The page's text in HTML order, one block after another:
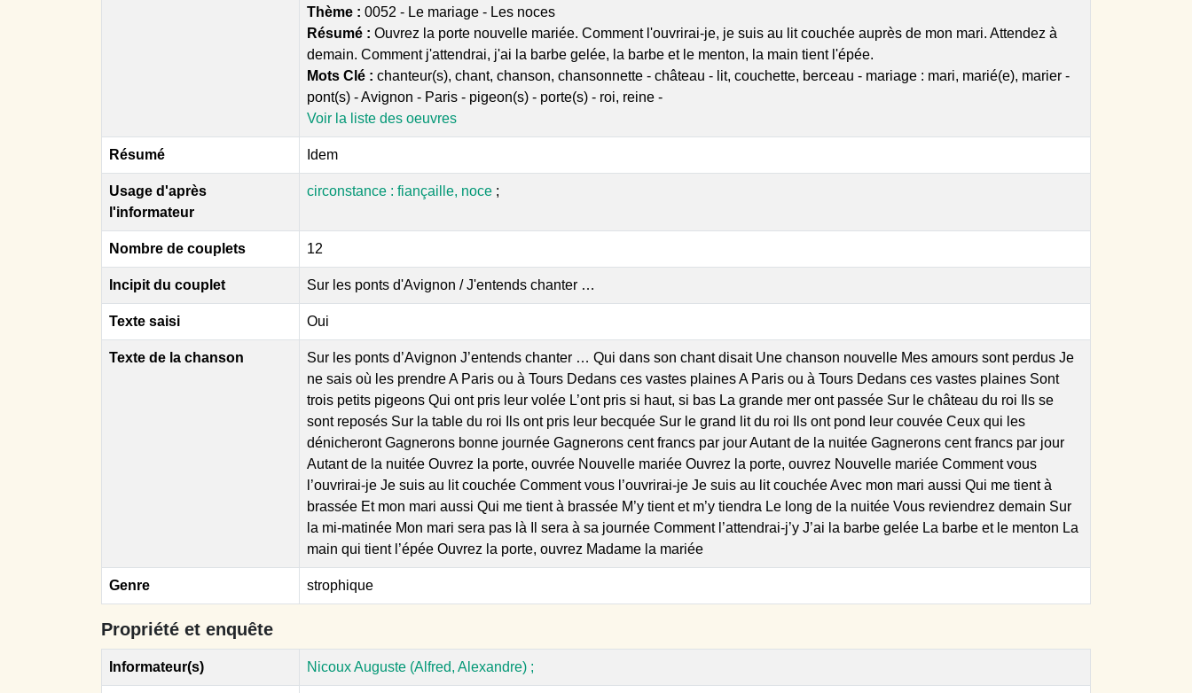
Thème : 0052 - Le mariage - Les noces
Résumé : Ouvrez la porte nouvelle mariée. Comment l'ouvrirai-je, je suis au lit couchée auprès de mon mari. Attendez à
demain. Comment j'attendrai, j'ai la barbe gelée, la barbe et le menton, la main tient l'épée.
Mots Clé : chanteur(s), chant, chanson, chansonnette - château - lit, couchette, berceau - mariage : mari, marié(e), marier -
pont(s) - Avignon - Paris - pigeon(s) - porte(s) - roi, reine -
Voir la liste des oeuvres
Résumé Idem
Usage d'après
l'informateur
circonstance : fiançaille, noce ;
Nombre de couplets 12
Incipit du couplet Sur les ponts d'Avignon / J'entends chanter …
Texte saisi Oui
Texte de la chanson
Sur les ponts d’Avignon J’entends chanter … Qui dans son chant disait Une chanson nouvelle Mes amours sont perdus Je
ne sais où les prendre A Paris ou à Tours Dedans ces vastes plaines A Paris ou à Tours Dedans ces vastes plaines Sont
trois petits pigeons Qui ont pris leur volée L’ont pris si haut, si bas La grande mer ont passée Sur le château du roi Ils se
sont reposés Sur la table du roi Ils ont pris leur becquée Sur le grand lit du roi Ils ont pond leur couvée Ceux qui les
dénicheront Gagnerons bonne journée Gagnerons cent francs par jour Autant de la nuitée Gagnerons cent francs par jour
Autant de la nuitée Ouvrez la porte, ouvrée Nouvelle mariée Ouvrez la porte, ouvrez Nouvelle mariée Comment vous
l’ouvrirai-je Je suis au lit couchée Comment vous l’ouvrirai-je Je suis au lit couchée Avec mon mari aussi Qui me tient à
brassée Et mon mari aussi Qui me tient à brassée M’y tient et m’y tiendra Le long de la nuitée Vous reviendrez demain Sur
la mi-matinée Mon mari sera pas là Il sera à sa journée Comment l’attendrai-j’y J’ai la barbe gelée La barbe et le menton La
main qui tient l’épée Ouvrez la porte, ouvrez Madame la mariée
Genre strophique
Propriété et enquête
Informateur(s) Nicoux Auguste (Alfred, Alexandre) ;